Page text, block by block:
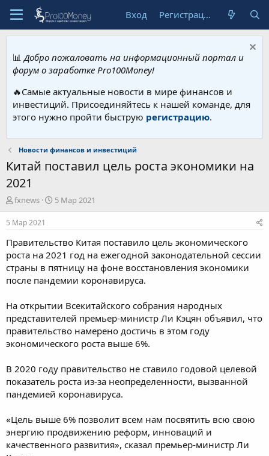
Вход Регистрация
📊 Добро пожаловать на информационный портал и
форум о заработке Pro100Money!
🔥Самые актуальные новости в мире финансов и
инвестиций. Присоединяйтесь к нашей команде, для
этого нужно пройти быструю регистрацию.
Новости финансов и инвестиций
Китай поставил цель роста экономики на
2021
А
в
т
р
т
е
м
ы
fxnews
Д
а
н
а
ч
л
5 Мар 2021
5 Мар 2021
Правительство Китая поставило цель экономического
роста на 2021 год на ежегодной законодательной сессии
страны в пятницу на фоне восстановления экономики
после пандемии коронавируса.
На открытии Всекитайского собрания народных
представителей премьер-министр Ли Кэцян объявил, что
правительство намерено достичь в этом году
экономического роста выше 6%.
В 2020 году правительство не ставило годовой целевой
показатель роста из-за неопределенности, вызванной
пандемией коронавируса.
«Цель выше 6% позволит всем нам посвятить всю свою
энергию продвижению реформ, инноваций и
качественного развития», сказал премьер-министр Ли